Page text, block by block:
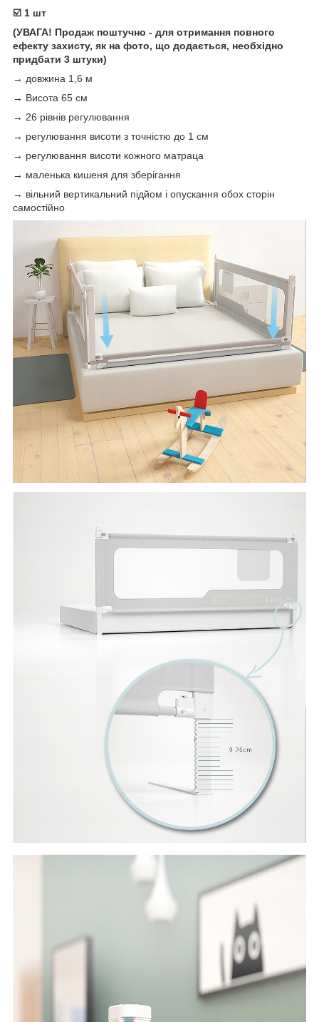
☑️ 1 шт
(УВАГА! Продаж поштучно - для отримання повного
ефекту захисту, як на фото, що додається, необхідно
придбати 3 штуки)
→ довжина 1,6 м
→ Висота 65 см
→ 26 рівнів регулювання
→ регулювання висоти з точністю до 1 см
→ регулювання висоти кожного матраца
→ маленька кишеня для зберігання
→ вільний вертикальний підйом і опускання обох сторін
самостійно